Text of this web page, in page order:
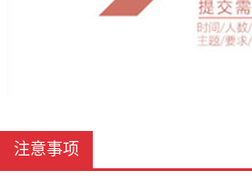
注意事项